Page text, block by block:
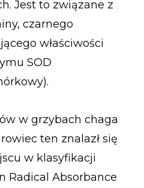
Jest to związane z
czarnego
właściwości
SOD
w grzybach chaga
ten znalazł się
w klasyfikacji
Radical Absorbance